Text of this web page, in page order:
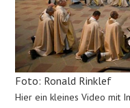
Foto: Ronald Rinklef
Hier ein kleines Video mit